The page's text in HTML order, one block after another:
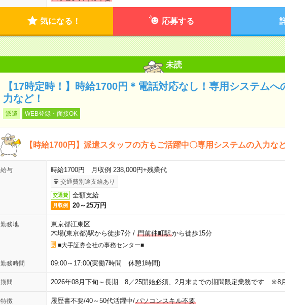
気になる！ 応募する
未読
【17時定時！】時給1700円＊電話対応なし！専用システムへ
力など！
派遣 WEB登録・面接OK
【時給1700円】派遣スタッフの方もご活躍中〇専用システムの入力な
給与 時給1700円 月収例 238,000円+残業代
交通費別途支給あり
交通費 全額支給
月収例 20～25万円
勤務地
東京都江東区
木場(東京都)駅から徒歩7分/ 門前仲町駅から徒歩15分
■大手証券会社の事務センター■
勤務時間 09:00～17:00(実働7時間 休憩1時間)
期間 2026年08月下旬～長期 8／25開始必須、2月末までの期間限定業務です ※8
特徴 履歴書不要/40～50代活躍中/パソコンスキル不要